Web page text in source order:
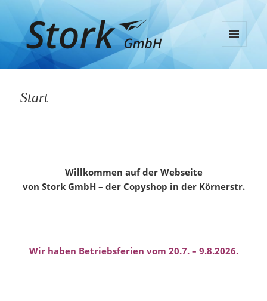
Stork GmbH
UND
Start
Willkommen auf der Webseite
von Stork GmbH – der Copyshop in der Körnerstr.
Wir haben Betriebsferien vom 20.7. – 9.8.2026.